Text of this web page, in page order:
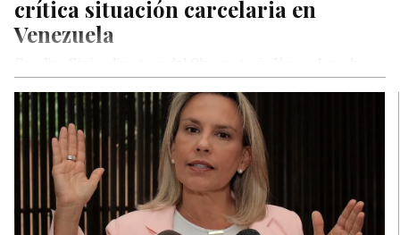
crítica situación carcelaria en
Venezuela
Prisiones (OVP), alertó que, al menos, 70% de los reos
presenta desnutrición severa